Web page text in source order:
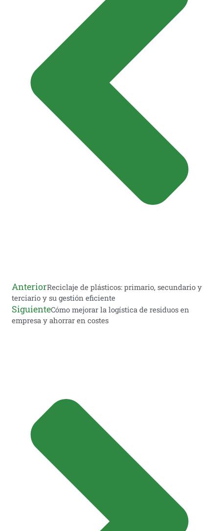
AnteriorReciclaje de plásticos: primario, secundario y
terciario y su gestión eficiente
SiguienteCómo mejorar la logística de residuos en
empresa y ahorrar en costes